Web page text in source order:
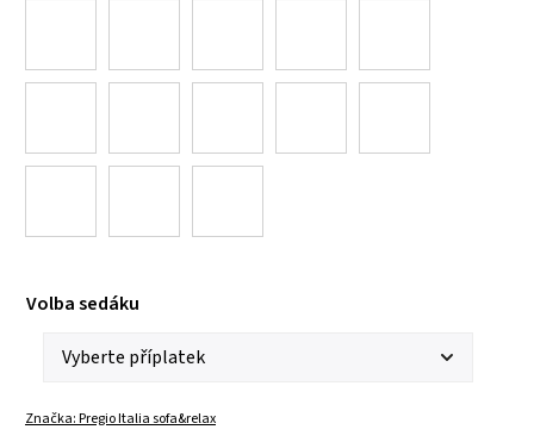
Volba sedáku
Značka:Pregio Italia sofa&relax